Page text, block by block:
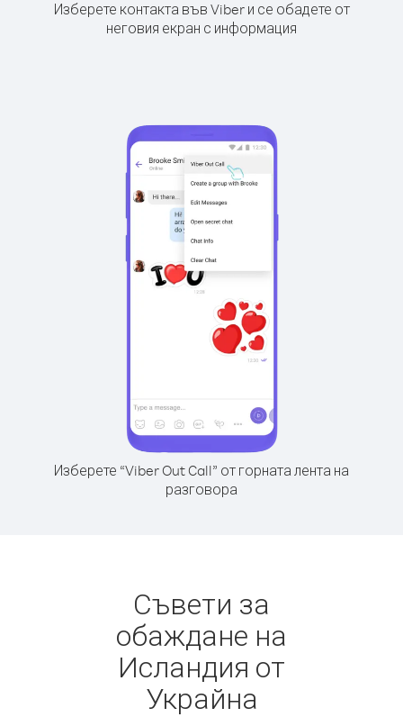
Изберете контакта във Viber и се обадете от
неговия екран с информация
Изберете “Viber Out Call” от горната лента на
разговора
Съвети за
обаждане на
Исландия от
Украйна